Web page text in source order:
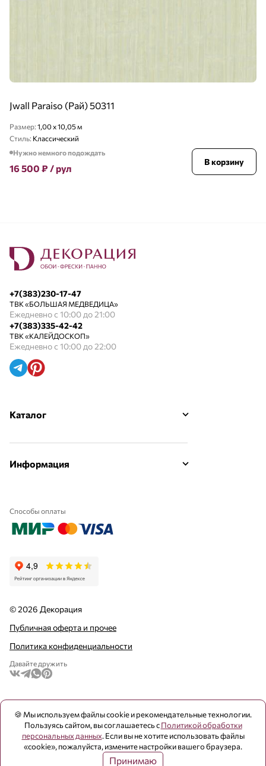
Jwall Paraiso (Рай) 50311
Размер: 1,00 x 10,05 м
Стиль: Классический
Нужно немного подождать
16 500 ₽ / рул
В корзину
+7(383)230-17-47
ТВК «БОЛЬШАЯ МЕДВЕДИЦА»
Ежедневно с 10:00 до 21:00
+7(383)335-42-42
ТВК «КАЛЕЙДОСКОП»
Ежедневно с 10:00 до 22:00
Каталог
Информация
Способы оплаты
© 2026 Декорация
Публичная оферта и прочее
Политика конфиденциальности
Давайте дружить
🍪 Мы используем файлы cookie и рекомендательные технологии.
Пользуясь сайтом, вы соглашаетесь сПолитикой обработки
персональных данных. Если вы не хотите использовать файлы
«cookie», пожалуйста, измените настройки вашего браузера.
Принимаю